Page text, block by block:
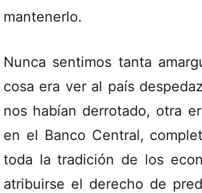
mantenerlo.
Nunca sentimos tanta
cosa era ver al país
nos habían derrotado, otra
en el Banco Central,
toda la tradición de los
atribuirse el derecho de